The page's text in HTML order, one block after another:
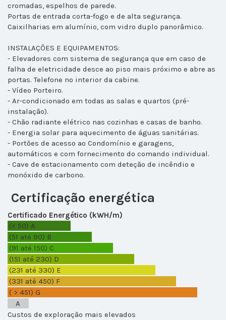
cromadas, espelhos de parede.
Portas de entrada corta-fogo e de alta segurança.
Caixilharias em alumínio, com vidro duplo panorâmico.
INSTALAÇÕES E EQUIPAMENTOS:
- Elevadores com sistema de segurança que em caso de
falha de eletricidade desce ao piso mais próximo e abre as
portas. Telefone no interior da cabine.
- Vídeo Porteiro.
- Ar-condicionado em todas as salas e quartos (pré-
instalação).
- Chão radiante elétrico nas cozinhas e casas de banho.
- Energia solar para aquecimento de águas sanitárias.
- Portões de acesso ao Condomínio e garagens,
automáticos e com fornecimento do comando individual.
- Cave de estacionamento com deteção de incêndio e
monóxido de carbono.
Certificação energética
Certificado Energético (kWH/m)
(< 50) A
(51 até 90) B
(91 até 150) C
(151 até 230) D
(231 até 330) E
(331 até 450) F
( > 451) G
A
Custos de exploração mais elevados